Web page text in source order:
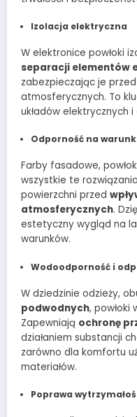
Izolacja elektryczna
W elektronice powłoki
separacji elementów
zabezpieczając je
atmosferycznych. To
układów elektrycznych
Odporność na
Farby fasadowe,
wszystkie te
powierzchni przed
atmosferycznych.
estetyczny wygląd na
warunków.
Wodoodporność i
W dziedzinie odzieży,
podwodnych, powłoki
Zapewniają ochronę
działaniem substancji
zarówno dla komfortu
materiałów.
Poprawa